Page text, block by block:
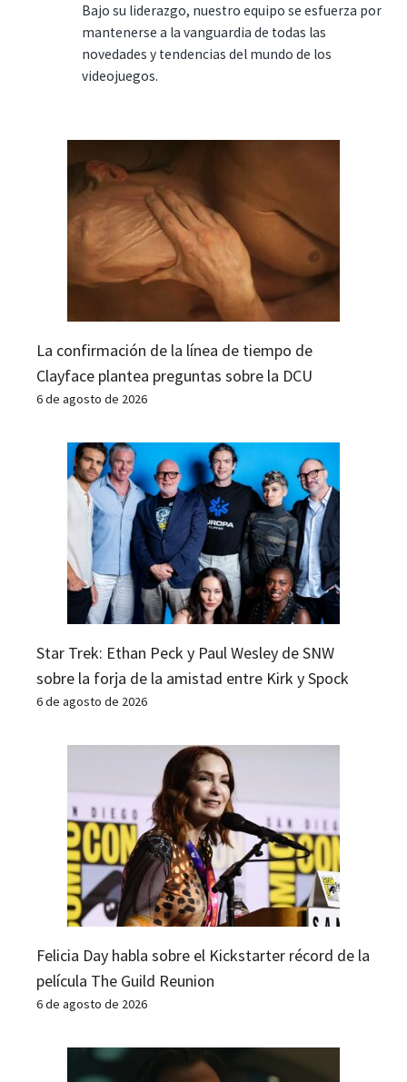
Bajo su liderazgo, nuestro equipo se esfuerza por
mantenerse a la vanguardia de todas las
novedades y tendencias del mundo de los
videojuegos.
La confirmación de la línea de tiempo de
Clayface plantea preguntas sobre la DCU
6 de agosto de 2026
Star Trek: Ethan Peck y Paul Wesley de SNW
sobre la forja de la amistad entre Kirk y Spock
6 de agosto de 2026
Felicia Day habla sobre el Kickstarter récord de la
película The Guild Reunion
6 de agosto de 2026